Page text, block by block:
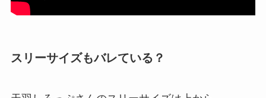
スリーサイズもバレている？